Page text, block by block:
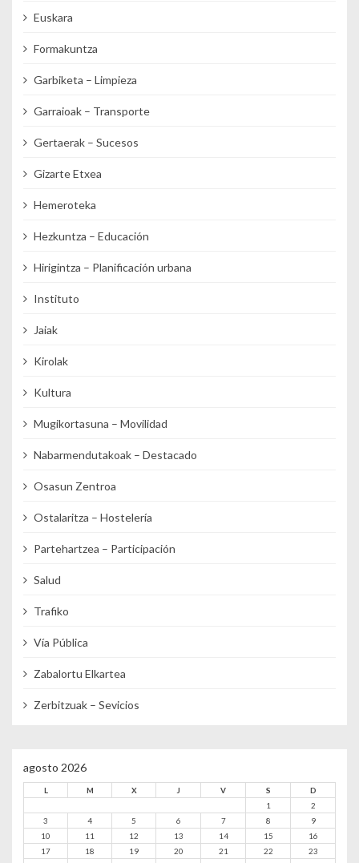
Euskara
Formakuntza
Garbiketa – Limpieza
Garraioak – Transporte
Gertaerak – Sucesos
Gizarte Etxea
Hemeroteka
Hezkuntza – Educación
Hirigintza – Planificación urbana
Instituto
Jaiak
Kirolak
Kultura
Mugikortasuna – Movilidad
Nabarmendutakoak – Destacado
Osasun Zentroa
Ostalaritza – Hostelería
Partehartzea – Participación
Salud
Trafiko
Vía Pública
Zabalortu Elkartea
Zerbitzuak – Sevicios
agosto 2026
L M X J V S
D
1
2
3
4 5 6 7 8
9
10
11 12 13 14 15
16
17
18 19 20 21 22
23